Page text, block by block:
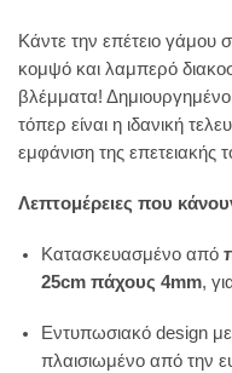
Κάντε την επέτειο γάμου
κομψό και λαμπερό
βλέμματα! Δημιουργημένο
τόπερ είναι η ιδανική
εμφάνιση της επετειακής
Λεπτομέρειες που
Κατασκευασμένο από
25cm πάχους 4mm,
Εντυπωσιακό design
πλαισιωμένο από την